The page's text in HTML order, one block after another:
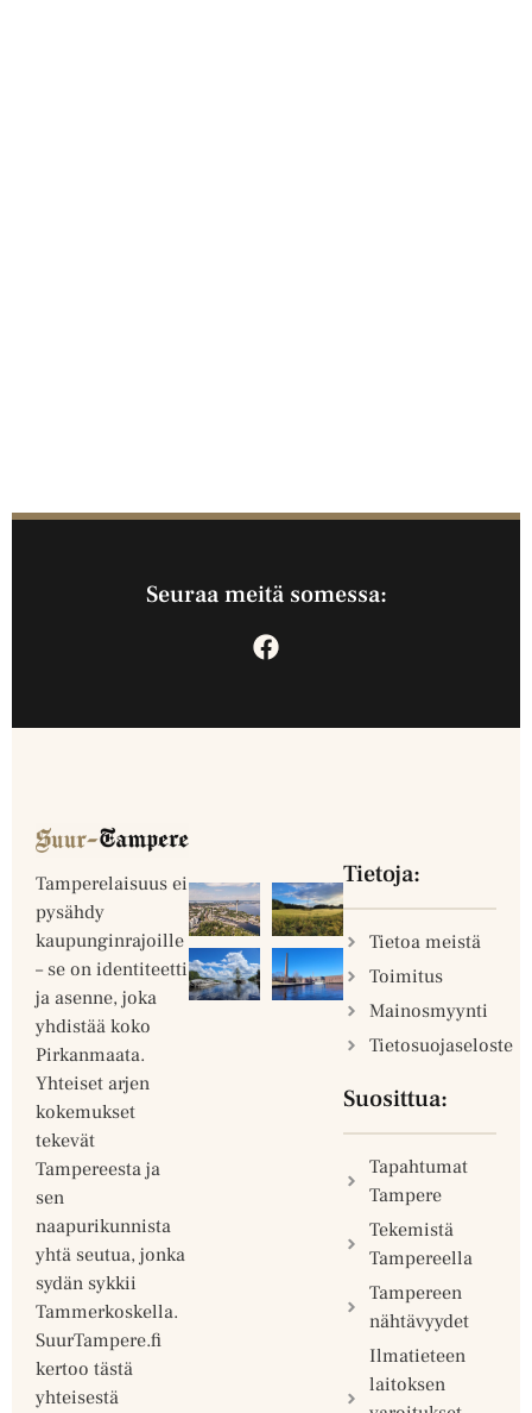
Seuraa meitä somessa:
Tamperelaisuus ei
pysähdy
kaupunginrajoille
– se on identiteetti
ja asenne, joka
yhdistää koko
Pirkanmaata.
Yhteiset arjen
kokemukset
tekevät
Tampereesta ja
sen
naapurikunnista
yhtä seutua, jonka
sydän sykkii
Tammerkoskella.
SuurTampere.fi
kertoo tästä
yhteisestä
Tietoja:
Tietoa meistä
Toimitus
Mainosmyynti
Tietosuojaseloste
Suosittua:
Tapahtumat
Tampere
Tekemistä
Tampereella
Tampereen
nähtävyydet
Ilmatieteen
laitoksen